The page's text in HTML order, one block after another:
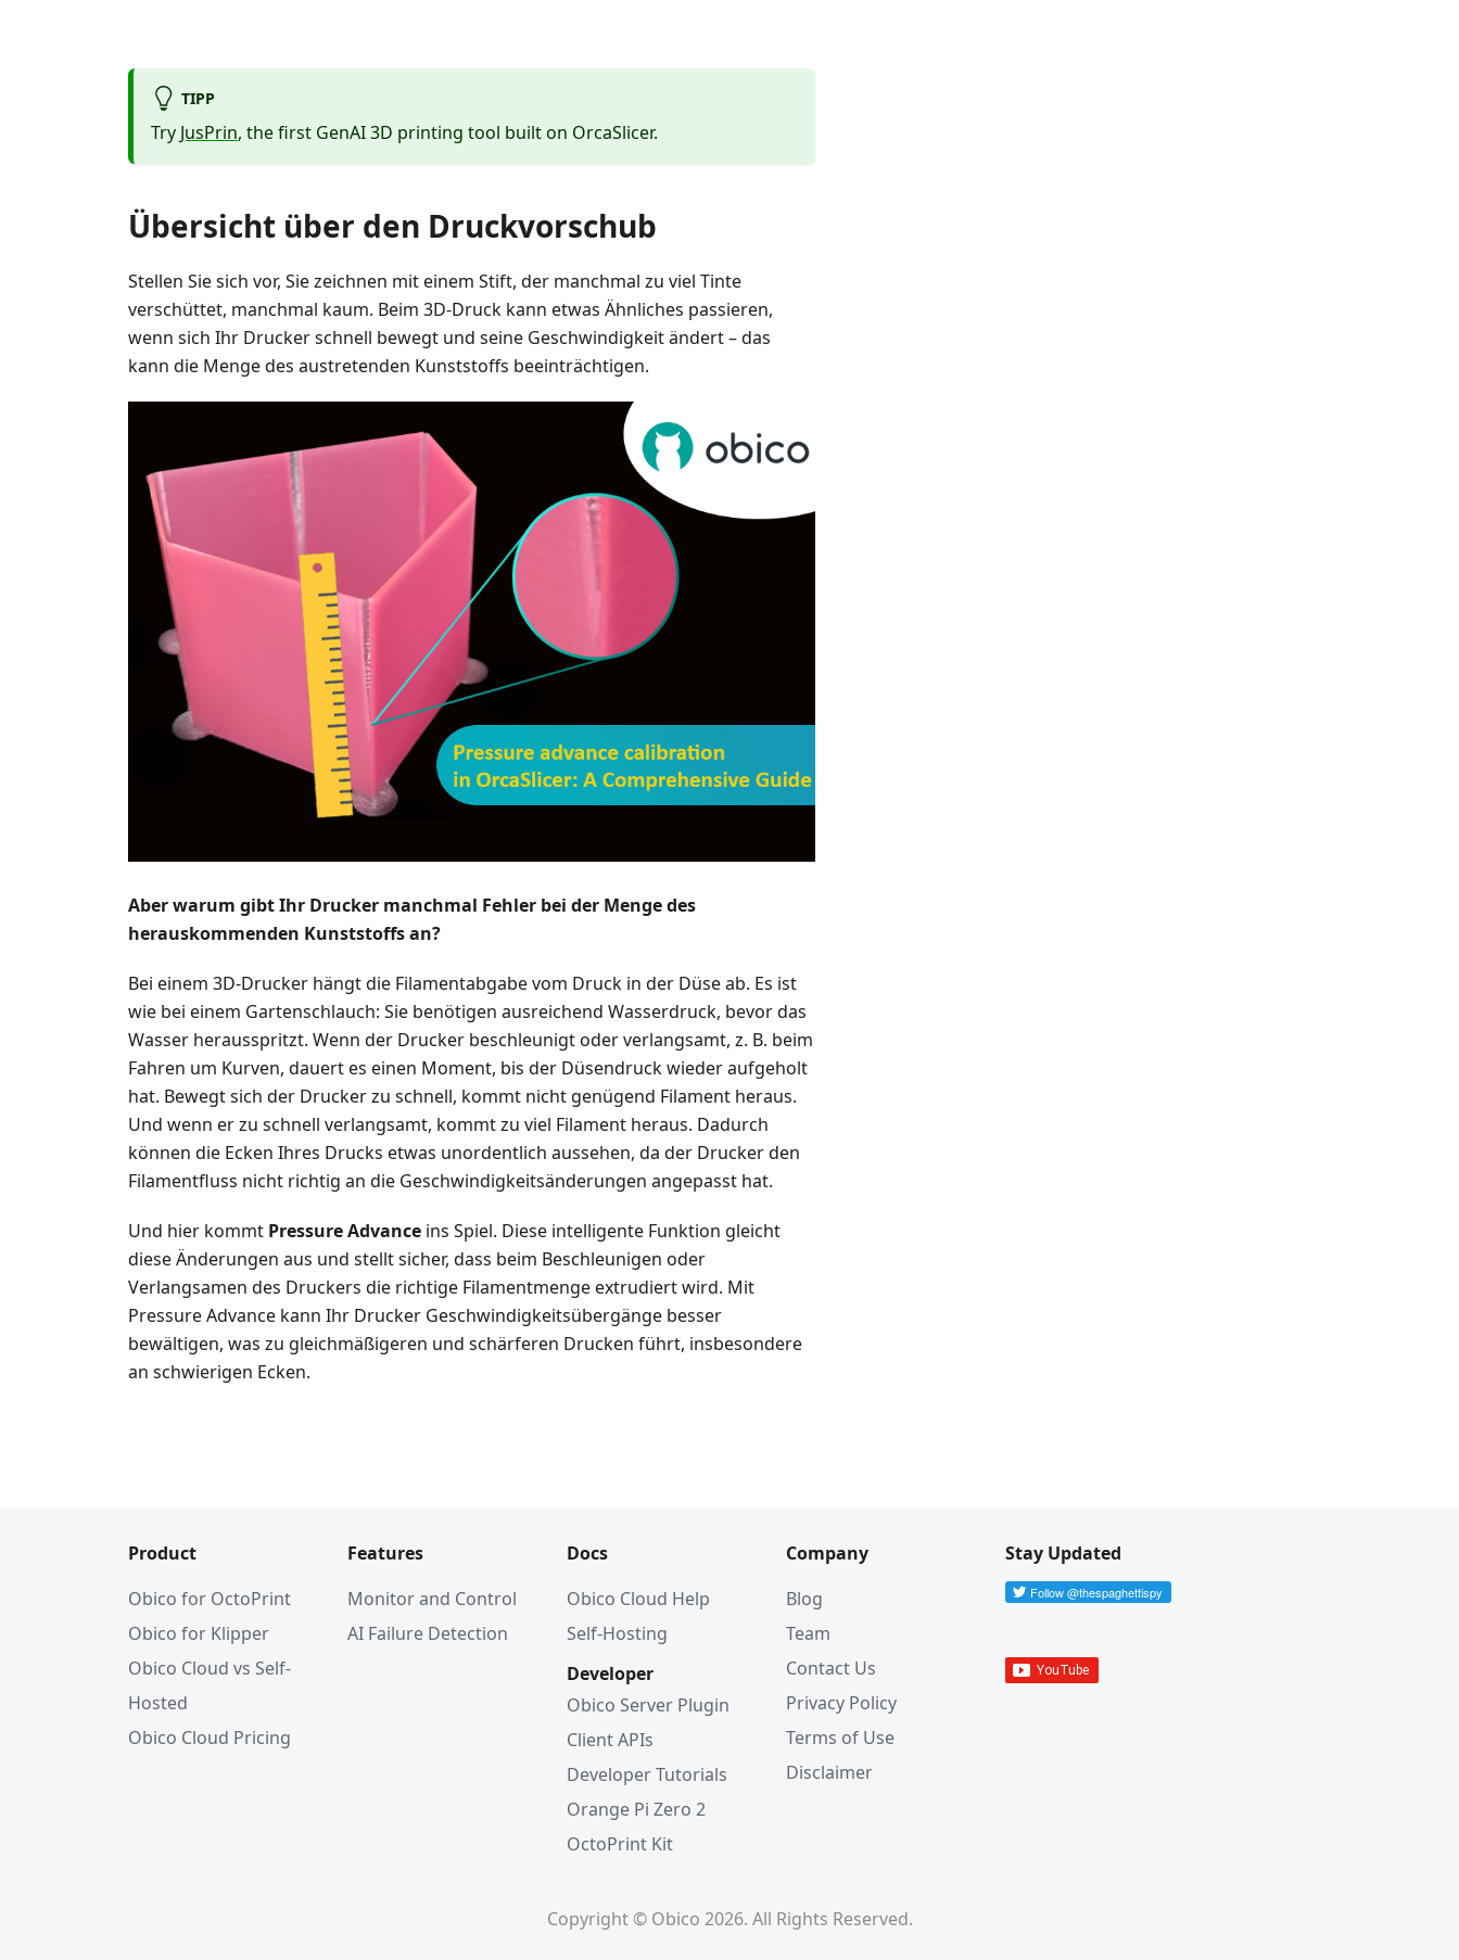
TIPP
Try JusPrin, the first GenAI 3D printing tool built on OrcaSlicer.
Übersicht über den Druckvorschub
Stellen Sie sich vor, Sie zeichnen mit einem Stift, der manchmal zu viel Tinte
verschüttet, manchmal kaum. Beim 3D-Druck kann etwas Ähnliches passieren,
wenn sich Ihr Drucker schnell bewegt und seine Geschwindigkeit ändert – das
kann die Menge des austretenden Kunststoffs beeinträchtigen.
Aber warum gibt Ihr Drucker manchmal Fehler bei der Menge des
herauskommenden Kunststoffs an?
Bei einem 3D-Drucker hängt die Filamentabgabe vom Druck in der Düse ab. Es ist
wie bei einem Gartenschlauch: Sie benötigen ausreichend Wasserdruck, bevor das
Wasser herausspritzt. Wenn der Drucker beschleunigt oder verlangsamt, z. B. beim
Fahren um Kurven, dauert es einen Moment, bis der Düsendruck wieder aufgeholt
hat. Bewegt sich der Drucker zu schnell, kommt nicht genügend Filament heraus.
Und wenn er zu schnell verlangsamt, kommt zu viel Filament heraus. Dadurch
können die Ecken Ihres Drucks etwas unordentlich aussehen, da der Drucker den
Filamentfluss nicht richtig an die Geschwindigkeitsänderungen angepasst hat.
Und hier kommt Pressure Advance ins Spiel. Diese intelligente Funktion gleicht
diese Änderungen aus und stellt sicher, dass beim Beschleunigen oder
Verlangsamen des Druckers die richtige Filamentmenge extrudiert wird. Mit
Pressure Advance kann Ihr Drucker Geschwindigkeitsübergänge besser
bewältigen, was zu gleichmäßigeren und schärferen Drucken führt, insbesondere
an schwierigen Ecken.
Product
Obico for OctoPrint
Obico for Klipper
Obico Cloud vs Self-
Hosted
Obico Cloud Pricing
Features
Monitor and Control
AI Failure Detection
Docs
Obico Cloud Help
Self-Hosting
Developer
Obico Server Plugin
Client APIs
Developer Tutorials
Orange Pi Zero 2
OctoPrint Kit
Company
Blog
Team
Contact Us
Privacy Policy
Terms of Use
Disclaimer
Stay Updated
Copyright © Obico 2026. All Rights Reserved.